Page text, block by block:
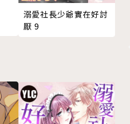
溺愛社長少爺實在好討
厭 9